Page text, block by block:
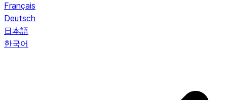
Français
Deutsch
日本語
한국어